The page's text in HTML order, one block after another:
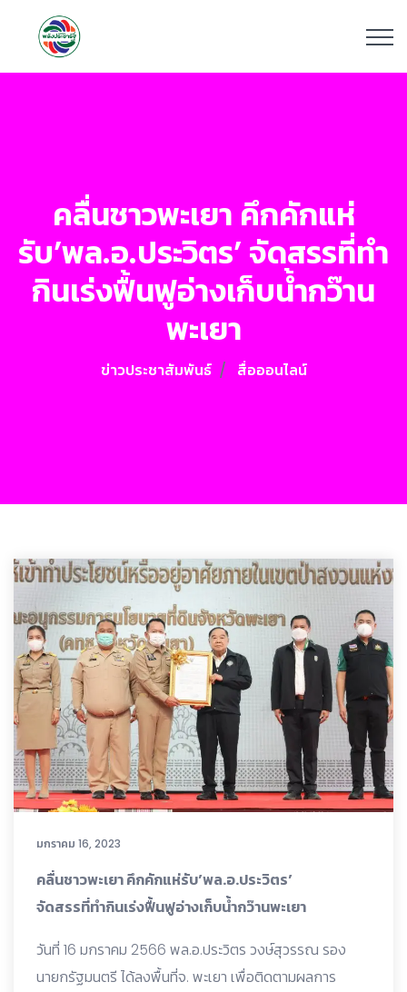
คลื่นชาวพะเยา คึกคักแห่
รับ’พล.อ.ประวิตร’ จัดสรรที่ทำ
กินเร่งฟื้นฟูอ่างเก็บน้ำกว๊าน
พะเยา
ข่าวประชาสัมพันธ์ สื่อออนไลน์
มกราคม 16, 2023
คลื่นชาวพะเยา คึกคักแห่รับ’พล.อ.ประวิตร’
จัดสรรที่ทำกินเร่งฟื้นฟูอ่างเก็บน้ำกว๊านพะเยา
วันที่ 16 มกราคม 2566 พล.อ.ประวิตร วงษ์สุวรรณ รอง
นายกรัฐมนตรี ได้ลงพื้นที่จ. พะเยา เพื่อติดตามผลการ